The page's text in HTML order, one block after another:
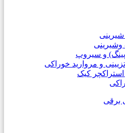
شیرینی
وشیرینی
و سیروپ
و مروارید خوراکی
کیک
برقی